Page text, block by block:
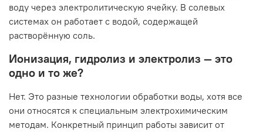
воду через электролитическую ячейку. В солевых
системах он работает с водой, содержащей
растворённую соль.
Ионизация, гидролиз и электролиз — это
одно и то же?
Нет. Это разные технологии обработки воды, хотя все
они относятся к специальным электрохимическим
методам. Конкретный принцип работы зависит от